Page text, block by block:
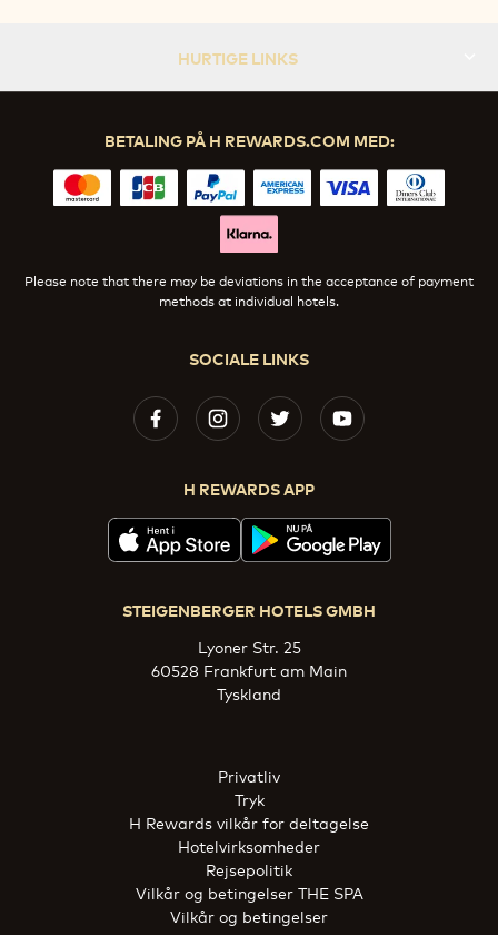
HURTIGE LINKS
SOCIALE LINKS
H REWARDS APP
BETALING PÅ H REWARDS.COM MED:
Please note that there may be deviations in the acceptance of payment
methods at individual hotels.
STEIGENBERGER HOTELS GMBH
Lyoner Str. 25
60528 Frankfurt am Main
Tyskland
Privatliv
Tryk
H Rewards vilkår for deltagelse
Hotelvirksomheder
Rejsepolitik
Vilkår og betingelser THE SPA
Vilkår og betingelser